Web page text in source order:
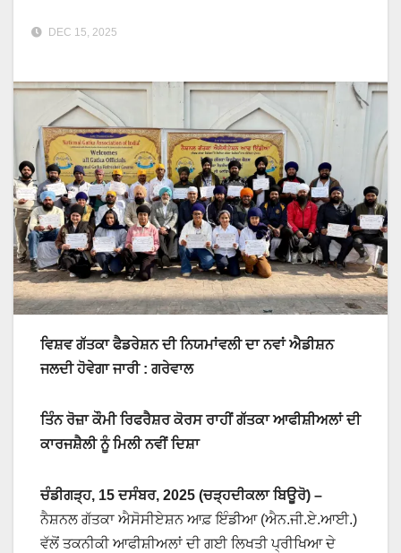
DEC 15, 2025
ਵਿਸ਼ਵ ਗੱਤਕਾ ਫੈਡਰੇਸ਼ਨ ਦੀ ਨਿਯਮਾਂਵਲੀ ਦਾ ਨਵਾਂ ਐਡੀਸ਼ਨ
ਜਲਦੀ ਹੋਵੇਗਾ ਜਾਰੀ : ਗਰੇਵਾਲ
ਤਿੰਨ ਰੋਜ਼ਾ ਕੌਮੀ ਰਿਫਰੈਸ਼ਰ ਕੋਰਸ ਰਾਹੀਂ ਗੱਤਕਾ ਆਫੀਸ਼ੀਅਲਾਂ ਦੀ
ਕਾਰਜਸ਼ੈਲੀ ਨੂੰ ਮਿਲੀ ਨਵੀਂ ਦਿਸ਼ਾ
ਚੰਡੀਗੜ੍ਹ, 15 ਦਸੰਬਰ, 2025 (ਚੜ੍ਹਦੀਕਲਾ ਬਿਊਰੋ) –
ਨੈਸ਼ਨਲ ਗੱਤਕਾ ਐਸੋਸੀਏਸ਼ਨ ਆਫ਼ ਇੰਡੀਆ (ਐਨ.ਜੀ.ਏ.ਆਈ.)
ਵੱਲੋਂ ਤਕਨੀਕੀ ਆਫੀਸ਼ੀਅਲਾਂ ਦੀ ਗਈ ਲਿਖਤੀ ਪ੍ਰੀਖਿਆ ਦੇ